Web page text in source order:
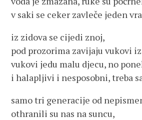
v saki se ceker zavleče jeden
iz zidova se cijedi znoj,
pod prozorima zavijaju vukovi
vukovi jedu malu djecu, no
i halapljivi i nesposobni, treba
samo tri generacije od
othranili su nas na suncu,